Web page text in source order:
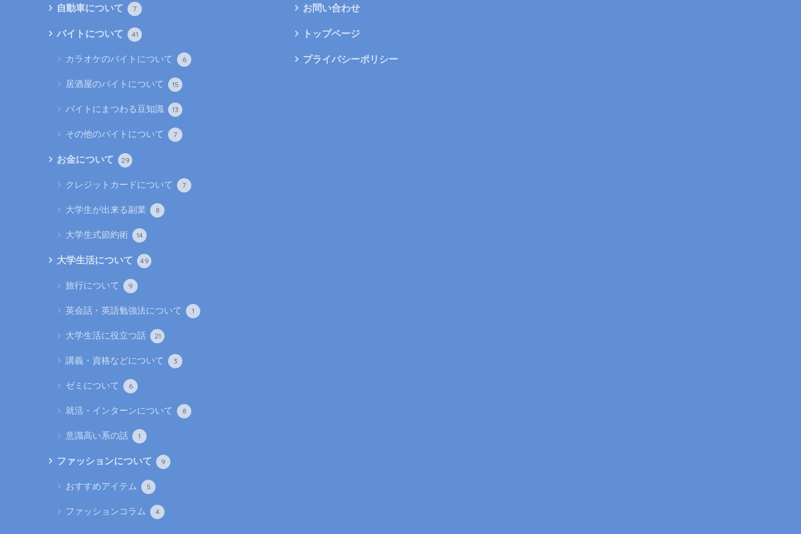
自動車について 7
バイトについて 41
カラオケのバイトについて 6
居酒屋のバイトについて 15
バイトにまつわる豆知識 13
その他のバイトについて 7
お金について 29
クレジットカードについて 7
大学生が出来る副業 8
大学生式節約術 14
大学生活について 49
旅行について 9
英会話・英語勉強法について 1
大学生活に役立つ話 21
講義・資格などについて 3
ゼミについて 6
就活・インターンについて 8
意識高い系の話 1
ファッションについて 9
おすすめアイテム 5
ファッションコラム 4
お問い合わせ
トップページ
プライバシーポリシー